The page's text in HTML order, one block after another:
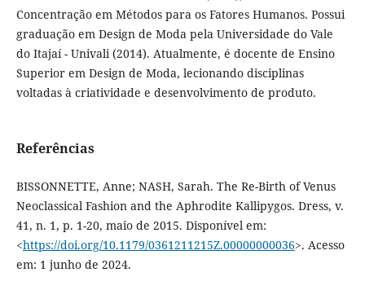
Concentração em Métodos para os Fatores Humanos. Possui
graduação em Design de Moda pela Universidade do Vale
do Itajaí - Univali (2014). Atualmente, é docente de Ensino
Superior em Design de Moda, lecionando disciplinas
voltadas à criatividade e desenvolvimento de produto.
Referências
BISSONNETTE, Anne; NASH, Sarah. The Re-Birth of Venus
Neoclassical Fashion and the Aphrodite Kallipygos. Dress, v.
41, n. 1, p. 1-20, maio de 2015. Disponível em:
<https://doi.org/10.1179/0361211215Z.00000000036>. Acesso
em: 1 junho de 2024.